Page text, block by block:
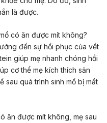
là được.
có ăn được mít không?
đến sự hồi phục của vết
giúp mẹ nhanh chóng hồi
cơ thể mẹ kích thích sản
sau quá trình sinh mổ bị mất
ăn được mít không, mẹ sau